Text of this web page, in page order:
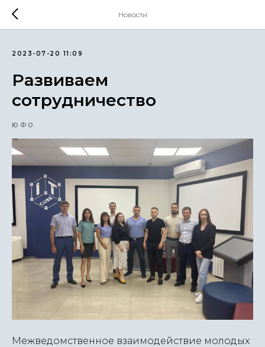
Новости
2023-07-20 11:09
Развиваем
сотрудничество
ЮФО
Межведомственное взаимодействие молодых